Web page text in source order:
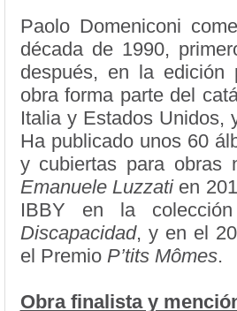
Paolo Domeniconi
década de 1990,
después, en la
obra forma parte del
Italia y Estados Unidos,
Ha publicado unos 60
y cubiertas para obras
Emanuele Luzzatien
IBBY en la
Discapacidad, y en el
el Premio P’tits Mômes.
Obra finalista y